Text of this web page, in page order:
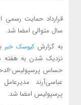
قرارداد حمایت رسمی
سال متوالی امضا شد.
به گزارش کیوسک خبر
حساس پرسپولیس-
عباسی‌آرند
پرسپولیس امضا شد.